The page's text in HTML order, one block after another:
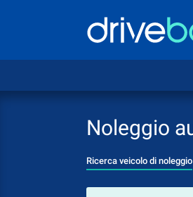
Noleggio
Ricerca veicolo di noleggio